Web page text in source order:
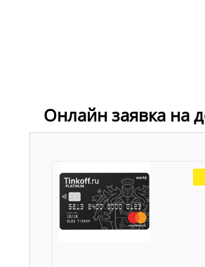
Онлайн заявка на